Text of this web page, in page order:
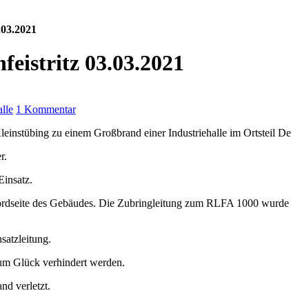
03.03.2021
1 Kommentarzu
–
zu einem Großbrand einer Industriehalle im Ortsteil
des Gebäudes. Die Zubringleitung zum RLFA 1000
Glück verhindert werden.
verletzt.